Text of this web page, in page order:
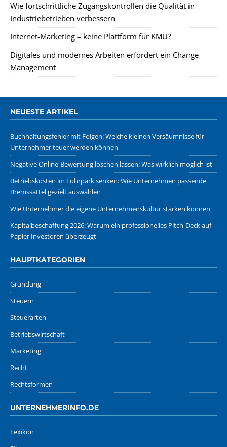
Wie fortschrittliche Zugangskontrollen die Qualität in
Industriebetrieben verbessern
Internet-Marketing – keine Plattform für KMU?
Digitales und modernes Arbeiten erfordert ein Change
Management
NEUESTE ARTIKEL
Buchhaltungsfehler mit Folgen: Welche kleinen Versäumnisse für
Unternehmer teuer werden können
Negative Online-Bewertung löschen lassen: Was wirklich möglich ist
Betriebskosten im Fuhrpark senken: Wie Unternehmen passende
Bremssättel gezielt auswählen
Wie Unternehmer die eigene Unternehmenskultur stärken können
Kapitalbeschaffung 2026: Warum ein professionelles Pitch-Deck auf
Papier Investoren überzeugt
HAUPTKATEGORIEN
Gründung
Steuern
Steuerarten
Betriebswirtschaft
Marketing
Recht
Rechtsformen
UNTERNEHMERINFO.DE
Lexikon